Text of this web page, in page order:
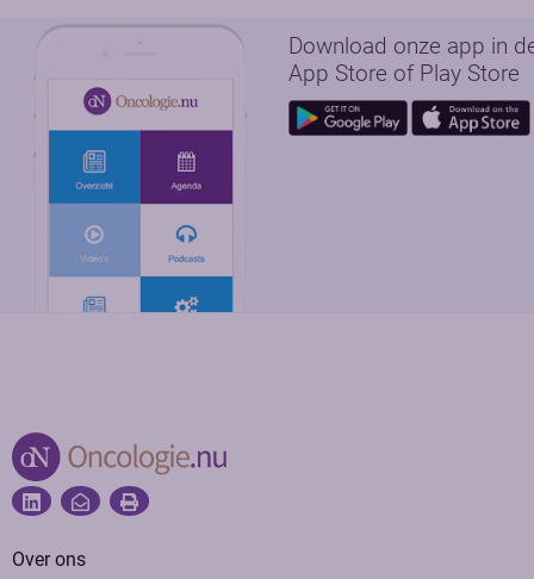
Download onze app in
App Store of Play Store
Over ons